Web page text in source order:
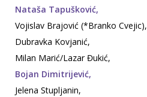
Nataša Tapušković,
Vojislav Brajović (*Branko Cvejic),
Dubravka Kovjanić,
Milan Marić/Lazar Đukić,
Bojan Dimitrijević,
Jelena Stupljanin,